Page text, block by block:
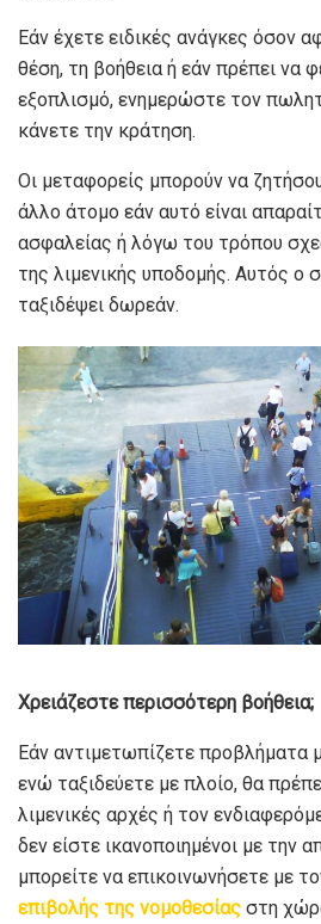
Εάν έχετε ειδικές ανάγκες όσον
θέση, τη βοήθεια ή εάν πρέπει να
εξοπλισμό, ενημερώστε τον
κάνετε την κράτηση.
Οι μεταφορείς μπορούν να
άλλο άτομο εάν αυτό είναι
ασφαλείας ή λόγω του τρόπου
της λιμενικής υποδομής. Αυτός ο
ταξιδέψει δωρεάν.
Χρειάζεστε περισσότερη βοήθεια;
Εάν αντιμετωπίζετε προβλήματα
ενώ ταξιδεύετε με πλοίο, θα
λιμενικές αρχές ή τον
δεν είστε ικανοποιημένοι με την
μπορείτε να επικοινωνήσετε με
επιβολής της νομοθεσίας στη